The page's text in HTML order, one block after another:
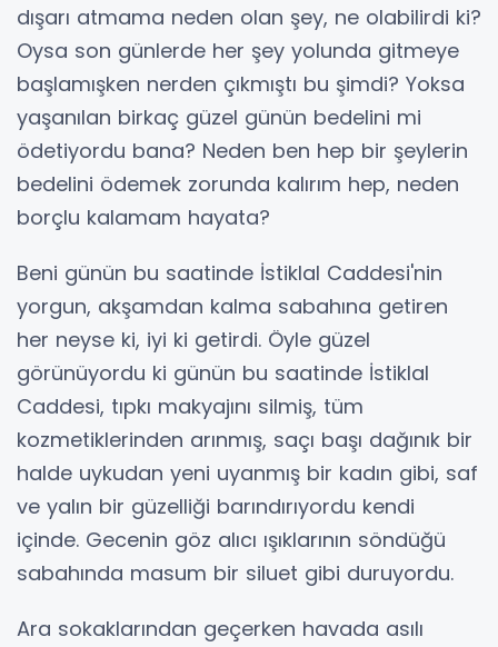
dışarı atmama neden olan şey, ne olabilirdi ki?
Oysa son günlerde her şey yolunda gitmeye
başlamışken nerden çıkmıştı bu şimdi? Yoksa
yaşanılan birkaç güzel günün bedelini mi
ödetiyordu bana? Neden ben hep bir şeylerin
bedelini ödemek zorunda kalırım hep, neden
borçlu kalamam hayata?
Beni günün bu saatinde İstiklal Caddesi'nin
yorgun, akşamdan kalma sabahına getiren
her neyse ki, iyi ki getirdi. Öyle güzel
görünüyordu ki günün bu saatinde İstiklal
Caddesi, tıpkı makyajını silmiş, tüm
kozmetiklerinden arınmış, saçı başı dağınık bir
halde uykudan yeni uyanmış bir kadın gibi, saf
ve yalın bir güzelliği barındırıyordu kendi
içinde. Gecenin göz alıcı ışıklarının söndüğü
sabahında masum bir siluet gibi duruyordu.
Ara sokaklarından geçerken havada asılı